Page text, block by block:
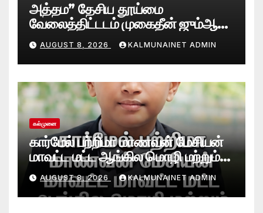
அத்தம” தேசிய தூய்மை
வேலைத்திட்டடம் முகைதீன் ஜும்ஆ
பெரிய பள்ளிவாசல்
வளாகத்தில்; களத்தில் இறங்கிய
ஆதம்பாவா எம்.பி
AUGUST 8, 2026 KALMUNAINET ADMIN
கல்முனை
கார்மேல் பற்றிமா மாணவன் மேசியன்
மாவட்ட மட்ட ஆங்கில மொழி மற்றும்
நாடகப் போட்டியில் சாதனை!
AUGUST 8, 2026 KALMUNAINET ADMIN